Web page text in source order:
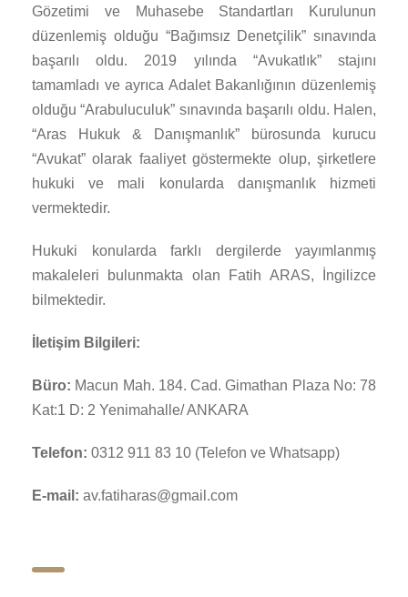
Gözetimi ve Muhasebe Standartları Kurulunun
düzenlemiş olduğu “Bağımsız Denetçilik” sınavında
başarılı oldu. 2019 yılında “Avukatlık” stajını
tamamladı ve ayrıca Adalet Bakanlığının düzenlemiş
olduğu “Arabuluculuk” sınavında başarılı oldu. Halen,
“Aras Hukuk & Danışmanlık” bürosunda kurucu
“Avukat” olarak faaliyet göstermekte olup, şirketlere
hukuki ve mali konularda danışmanlık hizmeti
vermektedir.
Hukuki konularda farklı dergilerde yayımlanmış
makaleleri bulunmakta olan Fatih ARAS, İngilizce
bilmektedir.
İletişim Bilgileri:
Büro: Macun Mah. 184. Cad. Gimathan Plaza No: 78
Kat:1 D: 2 Yenimahalle/ ANKARA
Telefon: 0312 911 83 10 (Telefon ve Whatsapp)
E-mail: av.fatiharas@gmail.com